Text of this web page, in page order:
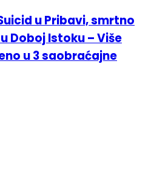
u Pribavi, smrtno
Doboj Istoku – Više
u 3 saobraćajne